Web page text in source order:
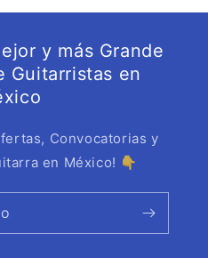
y más Grande
Guitarristas en
Convocatorias y
en México! 👇